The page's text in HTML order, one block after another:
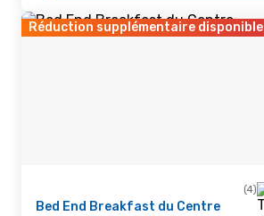
Réduction supplémentaire disponible
(4)
Bed End Breakfast du Centre